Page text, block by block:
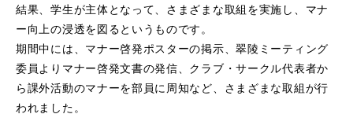
結果、学生が主体となって、さまざまな取組を実施し、マナ
ー向上の浸透を図るというものです。
期間中には、マナー啓発ポスターの掲示、翠陵ミーティング
委員よりマナー啓発文書の発信、クラブ・サークル代表者か
ら課外活動のマナーを部員に周知など、さまざまな取組が行
われました。